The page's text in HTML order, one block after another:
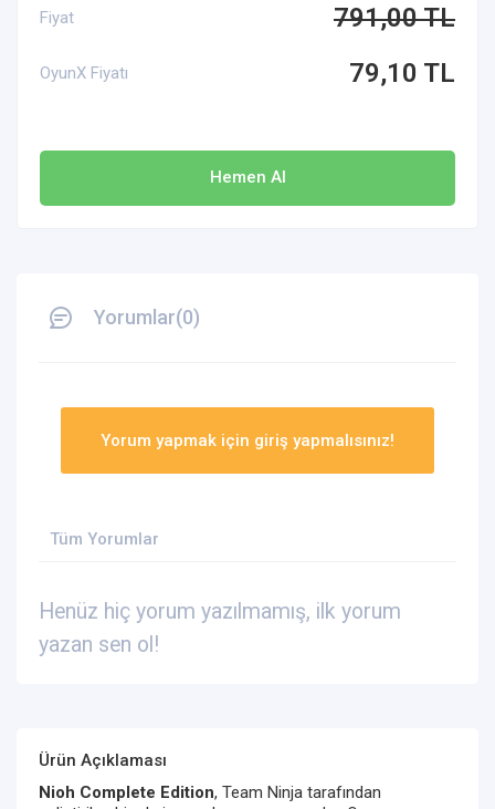
Fiyat 791,00 TL
OyunX Fiyatı 79,10 TL
Hemen Al
Yorumlar(0)
Yorum yapmak için giriş yapmalısınız!
Tüm Yorumlar
Henüz hiç yorum yazılmamış, ilk yorum
yazan sen ol!
Ürün Açıklaması
Nioh Complete Edition, Team Ninja tarafından